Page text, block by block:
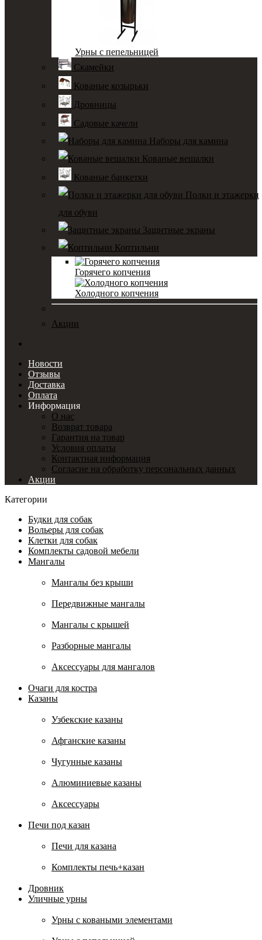
Урны с пепельницей
Скамейки
Кованые козырьки
Дровницы
Садовые качели
Наборы для камина
Кованые вешалки
Кованые банкетки
Полки и этажерки
для обуви
Защитные экраны
Коптильни
Горячего копчения
Холодного копчения
Акции
Новости
Отзывы
Доставка
Оплата
Информация
О нас
Возврат товара
Гарантия на товар
Условия оплаты
Контактная информация
Согласие на обработку персональных данных
Акции
Категории
Будки для собак
Вольеры для собак
Клетки для собак
Комплекты садовой мебели
Мангалы
Мангалы без крыши
Передвижные мангалы
Мангалы с крышей
Разборные мангалы
Аксессуары для мангалов
Очаги для костра
Казаны
Узбекские казаны
Афганские казаны
Чугунные казаны
Алюминиевые казаны
Аксессуары
Печи под казан
Печи для казана
Комплекты печь+казан
Дровник
Уличные урны
Урны с коваными элементами